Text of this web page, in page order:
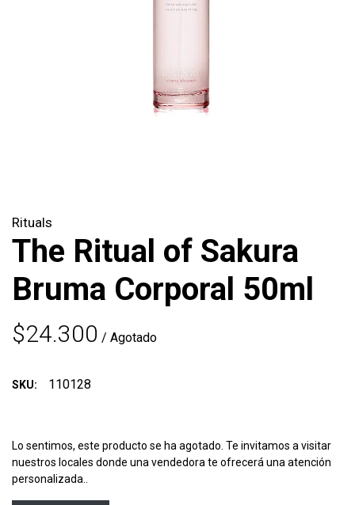
Rituals
The Ritual of Sakura
Bruma Corporal 50ml
$24.300 / Agotado
SKU: 110128
Lo sentimos, este producto se ha agotado. Te invitamos a visitar
nuestros locales donde una vendedora te ofrecerá una atención
personalizada..